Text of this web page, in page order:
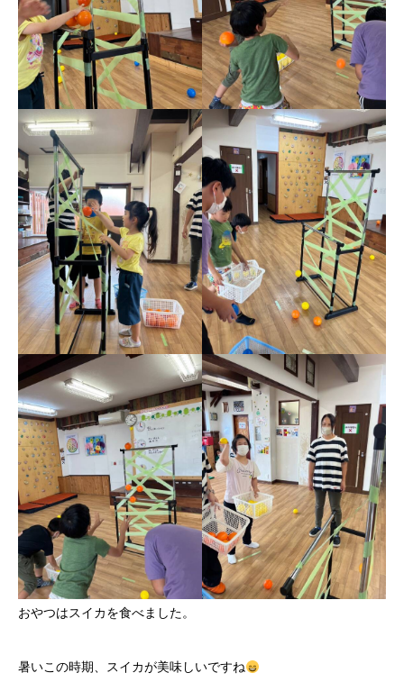
おやつはスイカを食べました。
暑いこの時期、スイカが美味しいですね